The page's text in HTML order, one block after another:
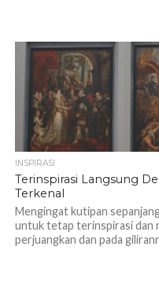
INSPIRASI
Terinspirasi Langsung
Terkenal
Mengingat kutipan
untuk tetap terinspirasi dan
perjuangkan dan pada